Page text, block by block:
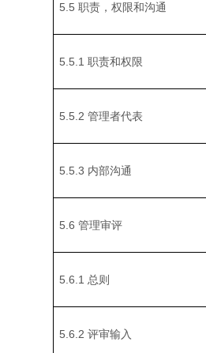
5.5 职责，权限和沟通
5.5.1 职责和权限
5.5.2 管理者代表
5.5.3 内部沟通
5.6 管理审评
5.6.1 总则
5.6.2 评审输入